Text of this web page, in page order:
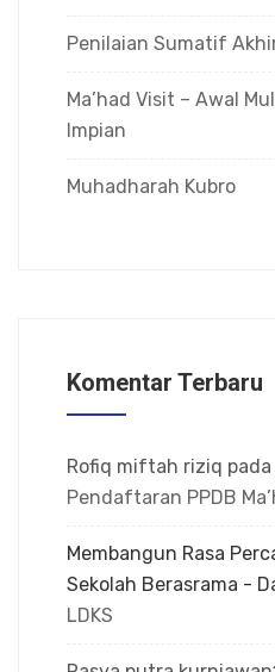
Penilaian Sumatif
Ma’had Visit – Awal
Impian
Muhadharah Kubro
Komentar Terbaru
Rofiq miftah riziq pada
Pendaftaran PPDB
Membangun Rasa
Sekolah Berasrama -
LDKS